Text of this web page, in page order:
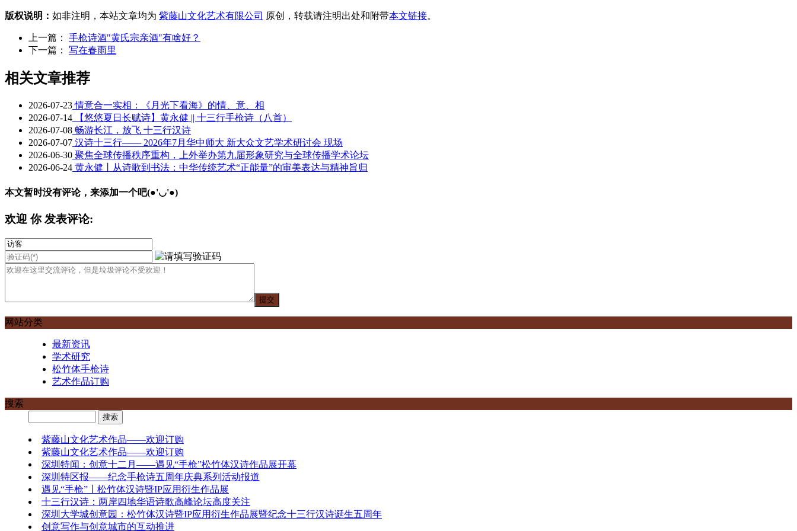
版权说明： 如非注明，本站文章均为 紫藤山文化艺术有限公司 原创，转载请注明出处和附带本文链接。
上一篇： 手枪诗酒"黄氏宗亲酒"有啥好？
下一篇： 写在春雨里
相关文章推荐
2026-07-23情意合一实相：《月光下看海》的情、意、相
2026-07-14 【悠悠夏日长赋诗】黄永健 || 十三行手枪诗（八首）
2026-07-08 畅游长江，放飞 十三行汉诗
2026-07-07 汉诗十三行—— 2026年7月华中师大 新大众文艺学术研讨会 现场
2026-06-30 聚焦全球传播秩序重构，上外举办第九届形象研究与全球传播学术论坛
2026-06-24 黄永健丨从诗歌到书法：中华传统艺术“正能量”的审美表达与精神旨归
本文暂时没有评论，来添加一个吧(●'◡'●)
欢迎 你发表评论:
网站分类
最新资讯
学术研究
松竹体手枪诗
艺术作品订购
搜索
紫藤山文化艺术作品——欢迎订购
紫藤山文化艺术作品——欢迎订购
深圳特闻：创意十二月——遇见“手枪”松竹体汉诗作品展开幕
深圳特区报——纪念手枪诗五周年庆典系列活动报道
遇见“手枪”丨松竹体汉诗暨IP应用衍生作品展
十三行汉诗：两岸四地华语诗歌高峰论坛高度关注
深圳大学城创意园：松竹体汉诗暨IP应用衍生作品展暨纪念十三行汉诗诞生五周年
创意写作与创意城市的互动推进